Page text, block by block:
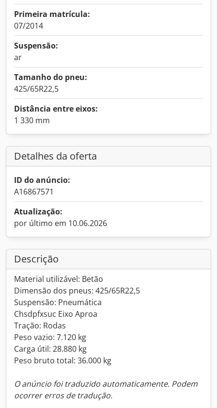
Primeira matrícula:
07/2014
Suspensão:
ar
Tamanho do pneu:
425/65R22,5
Distância entre eixos:
1 330 mm
Detalhes da oferta
ID do anúncio:
A16867571
Atualização:
por último em 10.06.2026
Descrição
Material utilizável: Betão
Dimensão dos pneus: 425/65R22,5
Suspensão: Pneumática
Chsdpfxsuc Eixo Aproa
Tração: Rodas
Peso vazio: 7.120 kg
Carga útil: 28.880 kg
Peso bruto total: 36.000 kg
O anúncio foi traduzido automaticamente. Podem
ocorrer erros de tradução.